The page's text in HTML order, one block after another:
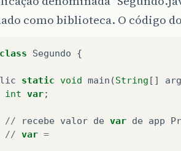
como biblioteca. O código
class Segundo {
static void main (String []
int var;
// recebe valor de var de app
// var =